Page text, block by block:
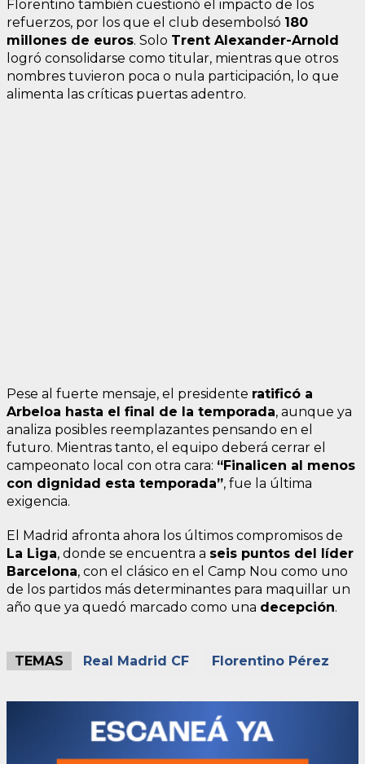
Florentino también cuestionó el impacto de los
refuerzos, por los que el club desembolsó 180
millones de euros. Solo Trent Alexander-Arnold
logró consolidarse como titular, mientras que otros
nombres tuvieron poca o nula participación, lo que
alimenta las críticas puertas adentro.
Pese al fuerte mensaje, el presidente ratificó a
Arbeloa hasta el final de la temporada, aunque ya
analiza posibles reemplazantes pensando en el
futuro. Mientras tanto, el equipo deberá cerrar el
campeonato local con otra cara: “Finalicen al menos
con dignidad esta temporada”, fue la última
exigencia.
El Madrid afronta ahora los últimos compromisos de
La Liga, donde se encuentra a seis puntos del líder
Barcelona, con el clásico en el Camp Nou como uno
de los partidos más determinantes para maquillar un
año que ya quedó marcado como una decepción.
TEMAS Real Madrid CF Florentino Pérez